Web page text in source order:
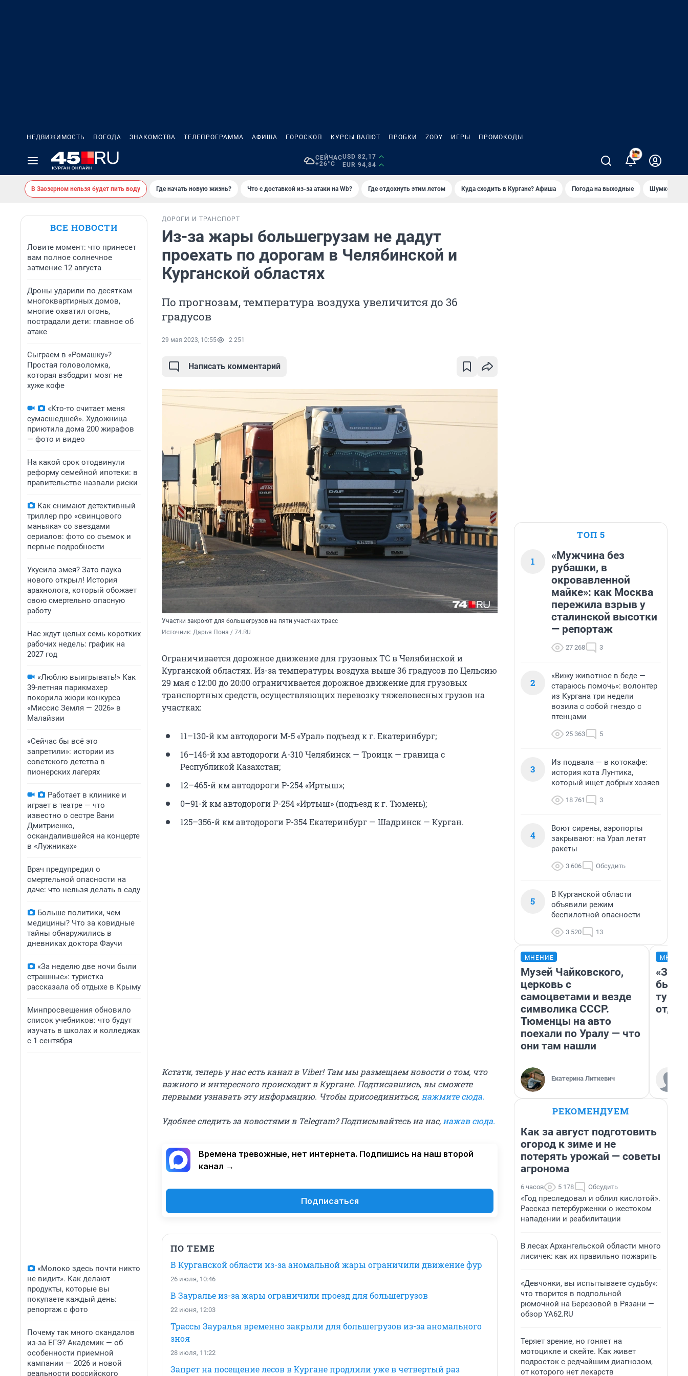
НЕДВИЖИМОСТЬ ПОГОДА ЗНАКОМСТВА ТЕЛЕПРОГРАММА АФИША ГОРОСКОП КУРСЫ ВАЛЮТ ПРОБКИ ZODY ИГРЫ ПРОМОКОДЫ
СЕЙЧАС
+26°C
USD 82,17
EUR 94,84
В Заозерном нельзя будет пить воду Где начать новую жизнь? Что с доставкой из-за атаки на Wb? Где отдохнуть этим летом Куда сходить в Кургане? Афиша Погода на выходные Шумков в
ВСЕ НОВОСТИ
Ловите момент: что принесет
вам полное солнечное
затмение 12 августа
Дроны ударили по десяткам
многоквартирных домов,
многие охватил огонь,
пострадали дети: главное об
атаке
Сыграем в «Ромашку»?
Простая головоломка,
которая взбодрит мозг не
хуже кофе
«Кто-то считает меня
сумасшедшей». Художница
приютила дома 200 жирафов
— фото и видео
На какой срок отодвинули
реформу семейной ипотеки: в
правительстве назвали риски
Как снимают детективный
триллер про «свинцового
маньяка» со звездами
сериалов: фото со съемок и
первые подробности
Укусила змея? Зато паука
нового открыл! История
арахнолога, который обожает
свою смертельно опасную
работу
Нас ждут целых семь коротких
рабочих недель: график на
2027 год
«Люблю выигрывать!» Как
39-летняя парикмахер
покорила жюри конкурса
«Миссис Земля — 2026» в
Малайзии
«Сейчас бы всё это
запретили»: истории из
советского детства в
пионерских лагерях
Работает в клинике и
играет в театре — что
известно о сестре Вани
Дмитриенко,
оскандалившейся на концерте
в «Лужниках»
Врач предупредил о
смертельной опасности на
даче: что нельзя делать в саду
Больше политики, чем
медицины? Что за ковидные
тайны обнаружились в
дневниках доктора Фаучи
«За неделю две ночи были
страшные»: туристка
рассказала об отдыхе в Крыму
Минпросвещения обновило
список учебников: что будут
изучать в школах и колледжах
с 1 сентября
«Молоко здесь почти никто
не видит». Как делают
продукты, которые вы
покупаете каждый день:
репортаж с фото
Почему так много скандалов
из-за ЕГЭ? Академик — об
особенности приемной
кампании — 2026 и новой
реальности российского
ДОРОГИ И ТРАНСПОРТ
Из-за жары большегрузам не дадут
проехать по дорогам в Челябинской и
Курганской областях
По прогнозам, температура воздуха увеличится до 36
градусов
29 мая 2023, 10:55 2 251
Написать комментарий
Участки закроют для большегрузов на пяти участках трасс
Источник: Дарья Пона / 74.RU
Ограничивается дорожное движение для грузовых ТС в Челябинской и
Курганской областях. Из-за температуры воздуха выше 36 градусов по Цельсию
29 мая с 12:00 до 20:00 ограничивается дорожное движение для грузовых
транспортных средств, осуществляющих перевозку тяжеловесных грузов на
участках:
11–130-й км автодороги М-5 «Урал» подъезд к г. Екатеринбург;
16–146-й км автодороги А-310 Челябинск — Троицк — граница с
Республикой Казахстан;
12–465-й км автодороги Р-254 «Иртыш»;
0–91-й км автодороги Р-254 «Иртыш» (подъезд к г. Тюмень);
125–356-й км автодороги Р-354 Екатеринбург — Шадринск — Курган.
Кстати, теперь у нас есть канал в Viber! Там мы размещаем новости о том, что
важного и интересного происходит в Кургане. Подписавшись, вы сможете
первыми узнавать эту информацию. Чтобы присоединиться, нажмите сюда.
Удобнее следить за новостями в Telegram? Подписывайтесь на нас, нажав сюда.
Времена тревожные, нет интернета. Подпишись на наш второй
канал →
Подписаться
ПО ТЕМЕ
В Курганской области из-за аномальной жары ограничили движение фур
26 июля, 10:46
В Зауралье из-за жары ограничили проезд для большегрузов
22 июня, 12:03
Трассы Зауралья временно закрыли для большегрузов из-за аномального
зноя
28 июля, 11:22
Запрет на посещение лесов в Кургане продлили уже в четвертый раз
ТОП 5
1
«Мужчина без
рубашки, в
окровавленной
майке»: как Москва
пережила взрыв у
сталинской высотки
— репортаж
27 268 3
2
«Вижу животное в беде —
стараюсь помочь»: волонтер
из Кургана три недели
возила с собой гнездо с
птенцами
25 363 5
3
Из подвала — в котокафе:
история кота Лунтика,
который ищет добрых хозяев
18 761 3
4
Воют сирены, аэропорты
закрывают: на Урал летят
ракеты
3 606 Обсудить
5
В Курганской области
объявили режим
беспилотной опасности
3 520 13
МНЕНИЕ
Музей Чайковского,
церковь с
самоцветами и везде
символика СССР.
Тюменцы на авто
поехали по Уралу — что
они там нашли
Екатерина Литкевич
«За
были
РЕКОМЕНДУЕМ
Как за август подготовить
огород к зиме и не
потерять урожай — советы
агронома
6 часов 5 178 Обсудить
«Год преследовал и облил кислотой».
Рассказ петербурженки о жестоком
нападении и реабилитации
В лесах Архангельской области много
лисичек: как их правильно пожарить
«Девчонки, вы испытываете судьбу»:
что творится в подпольной
рюмочной на Березовой в Рязани —
обзор YA62.RU
Теряет зрение, но гоняет на
мотоцикле и скейте. Как живет
подросток с редчайшим диагнозом,
от которого нет лекарств